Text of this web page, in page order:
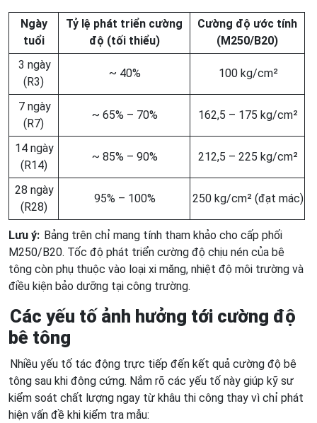
Ngày
tuổi
Tỷ lệ phát triển cường
độ (tối thiểu)
Cường độ ước tính
(M250/B20)
3 ngày
(R3)
~ 40% 100 kg/cm²
7 ngày
(R7)
~ 65% – 70% 162,5 – 175 kg/cm²
14 ngày
(R14)
~ 85% – 90% 212,5 – 225 kg/cm²
28 ngày
(R28)
95% – 100% 250 kg/cm² (đạt mác)
Lưu ý: Bảng trên chỉ mang tính tham khảo cho cấp phối
M250/B20. Tốc độ phát triển cường độ chịu nén của bê
tông còn phụ thuộc vào loại xi măng, nhiệt độ môi trường và
điều kiện bảo dưỡng tại công trường.
Các yếu tố ảnh hưởng tới cường độ
bê tông
Nhiều yếu tố tác động trực tiếp đến kết quả cường độ bê
tông sau khi đông cứng. Nắm rõ các yếu tố này giúp kỹ sư
kiểm soát chất lượng ngay từ khâu thi công thay vì chỉ phát
hiện vấn đề khi kiểm tra mẫu: